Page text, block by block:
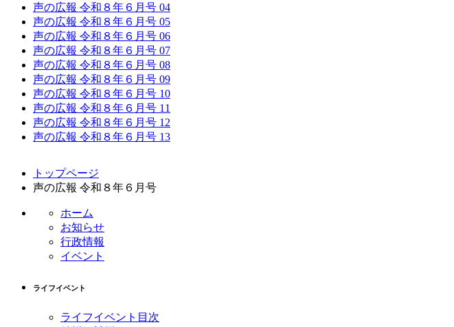
声の広報 令和８年６月号 04
声の広報 令和８年６月号 05
声の広報 令和８年６月号 06
声の広報 令和８年６月号 07
声の広報 令和８年６月号 08
声の広報 令和８年６月号 09
声の広報 令和８年６月号 10
声の広報 令和８年６月号 11
声の広報 令和８年６月号 12
声の広報 令和８年６月号 13
トップページ
声の広報 令和８年６月号
ホーム
お知らせ
行政情報
イベント
ライフイベント
ライフイベント目次